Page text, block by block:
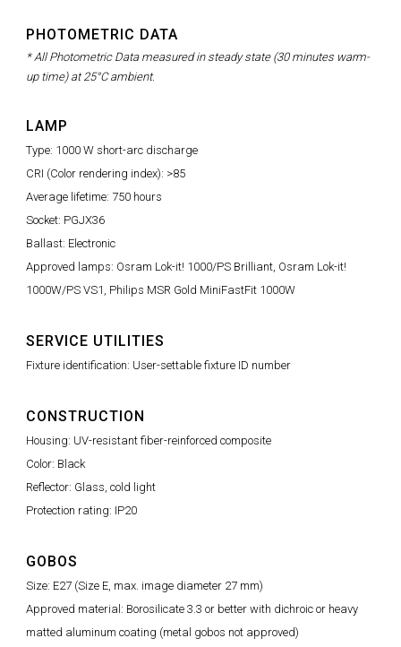
PHOTOMETRIC DATA
* All Photometric Data measured in steady state (30 minutes warm-
up time) at 25°C ambient.
LAMP
Type: 1000 W short-arc discharge
CRI (Color rendering index): >85
Average lifetime: 750 hours
Socket: PGJX36
Ballast: Electronic
Approved lamps: Osram Lok-it! 1000/PS Brilliant, Osram Lok-it!
1000W/PS VS1, Philips MSR Gold MiniFastFit 1000W
SERVICE UTILITIES
Fixture identification: User-settable fixture ID number
CONSTRUCTION
Housing: UV-resistant fiber-reinforced composite
Color: Black
Reflector: Glass, cold light
Protection rating: IP20
GOBOS
Size: E27 (Size E, max. image diameter 27 mm)
Approved material: Borosilicate 3.3 or better with dichroic or heavy
matted aluminum coating (metal gobos not approved)